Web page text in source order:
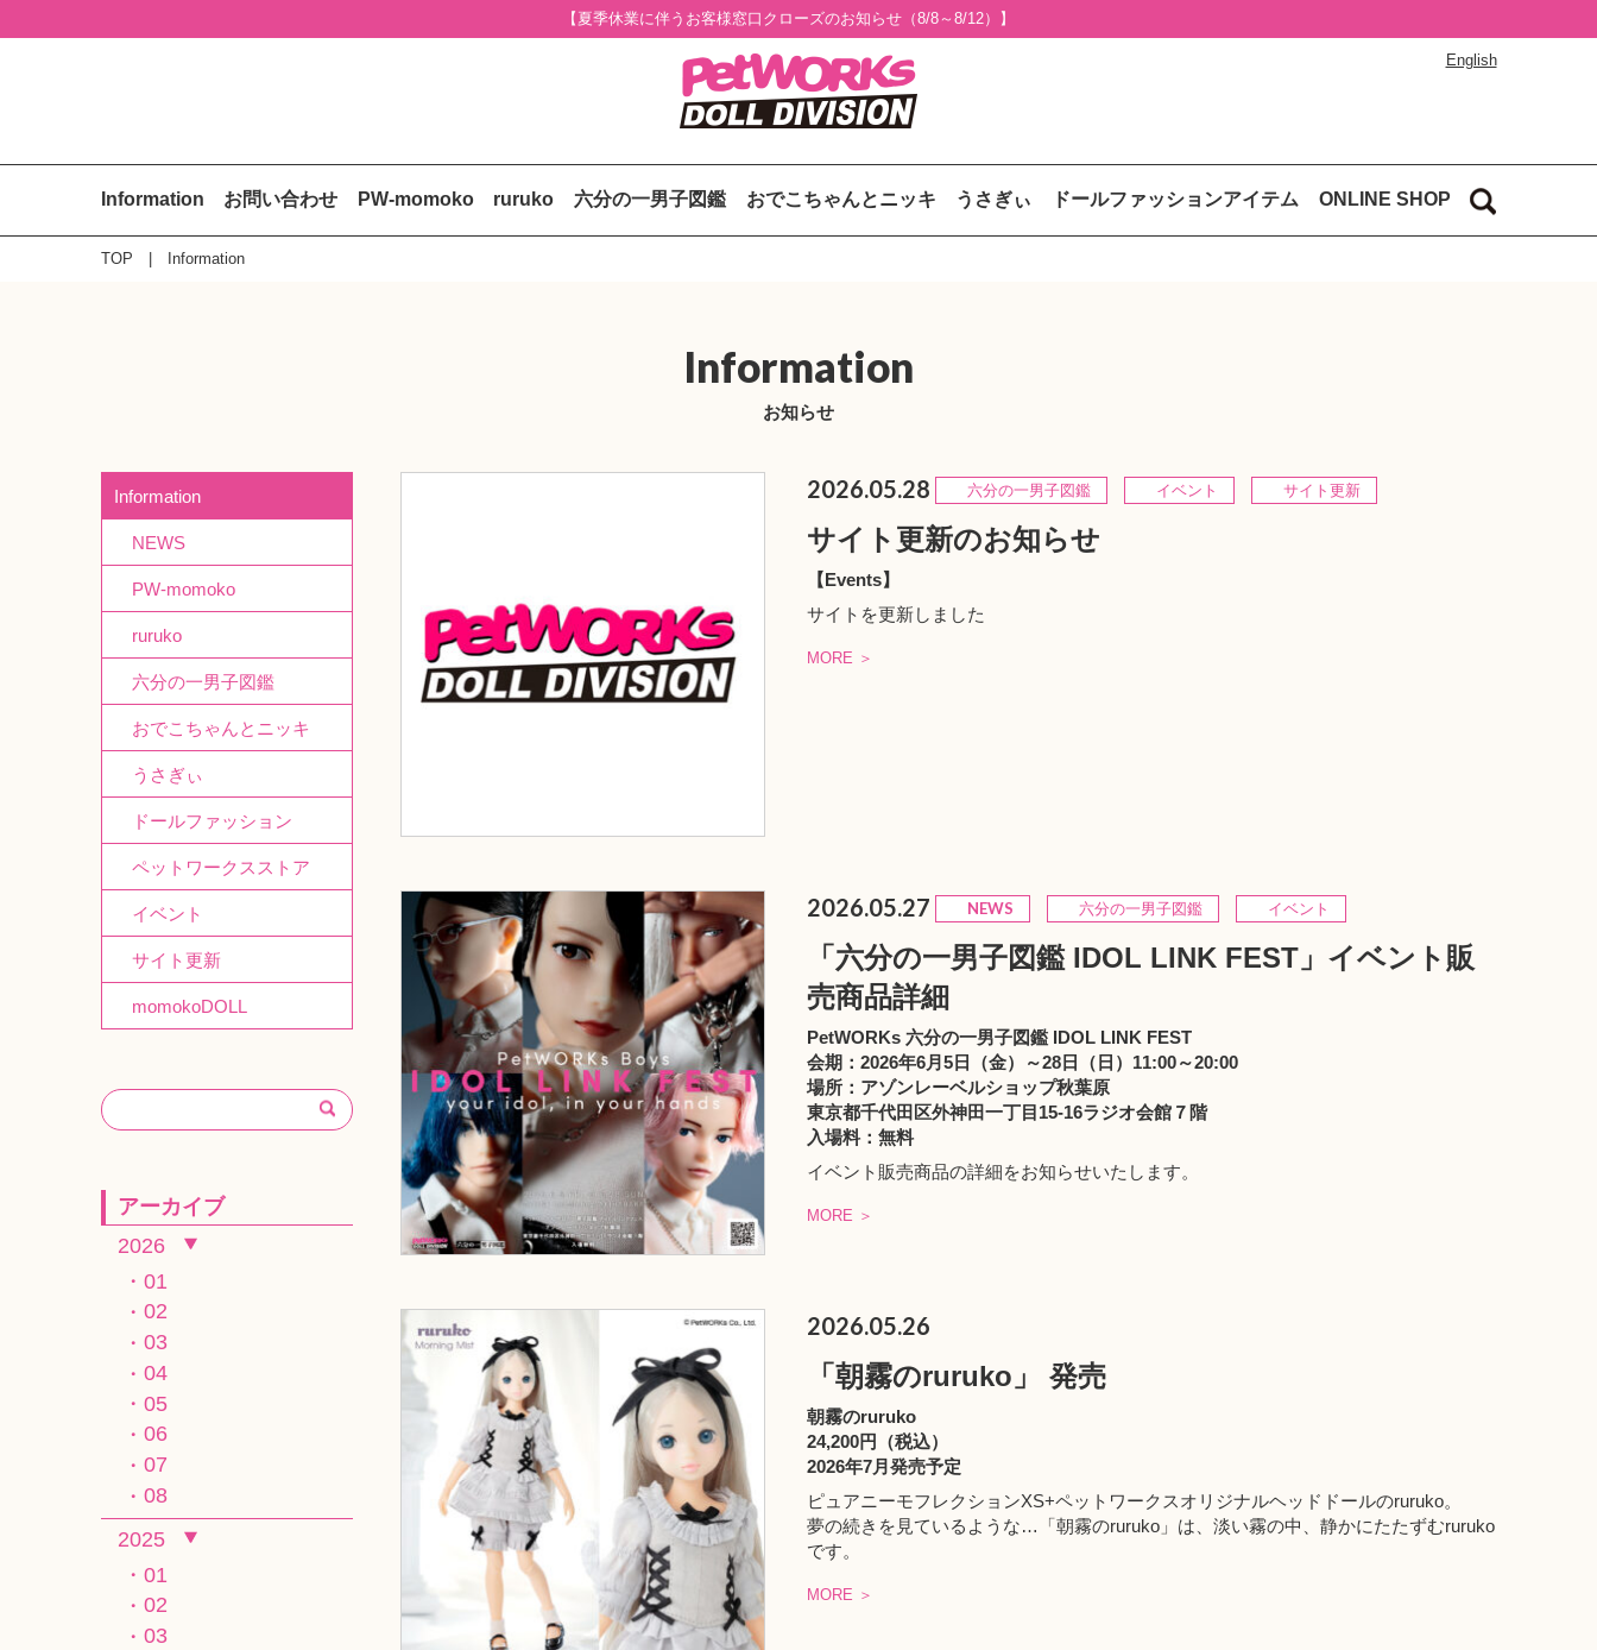
【夏季休業に伴うお客様窓口クローズのお知らせ（8/8～8/12）】
English
Information お問い合わせ PW-momoko ruruko 六分の一男子図鑑 おでこちゃんとニッキ うさぎぃ ドールファッションアイテム ONLINE SHOP
TOP Information
Information
お知らせ
2026.05.28 六分の一男子図鑑 イベント サイト更新
サイト更新のお知らせ
【Events】
サイトを更新しました
MORE ＞
2026.05.27 NEWS 六分の一男子図鑑 イベント
「六分の一男子図鑑 IDOL LINK FEST」イベント販
売商品詳細
PetWORKs 六分の一男子図鑑 IDOL LINK FEST
会期：2026年6月5日（金）～28日（日）11:00～20:00
場所：アゾンレーベルショップ秋葉原
東京都千代田区外神田一丁目15-16ラジオ会館７階
入場料：無料
イベント販売商品の詳細をお知らせいたします。
MORE ＞
2026.05.26
「朝霧のruruko」 発売
朝霧のruruko
24,200円（税込）
2026年7月発売予定
ピュアニーモフレクションXS+ペットワークスオリジナルヘッドドールのruruko。
夢の続きを見ているような…「朝霧のruruko」は、淡い霧の中、静かにたたずむruruko
です。
MORE ＞
Information
NEWS
PW-momoko
ruruko
六分の一男子図鑑
おでこちゃんとニッキ
うさぎぃ
ドールファッション
ペットワークスストア
イベント
サイト更新
momokoDOLL
アーカイブ
2026
01
02
03
04
05
06
07
08
2025
01
02
03